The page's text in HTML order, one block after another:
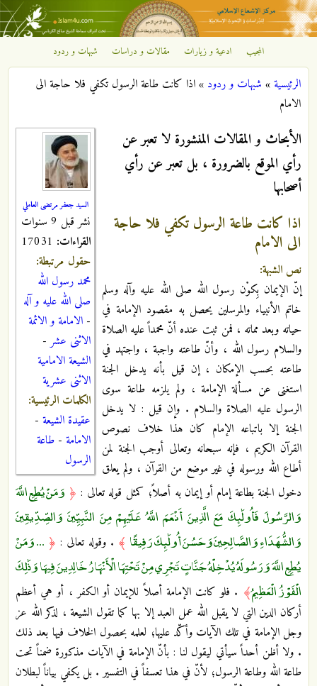
تجاوز إلى المحتوى الرئيسي
مركز
الإشعاع
الإسلامي
المجيب ادعية و زيارات مقالات و دراسات شبهات و ردود
أنت هنا
الرئيسية» شبهات و ردود »اذا كانت طاعة الرسول تكفي فلا حاجة الى
الامام
السيد جعفر مرتضى العاملي
نشر قبل 9 سنوات
القراءات:
حقول مرتبطة:
محمد رسول الله
صلى الله عليه و آله
- الامامة و الائمة
الاثنى عشر -
الشيعة الامامية
الاثنى عشرية
الكلمات الرئيسية:
عقيدة الشيعة -
الامامة - طاعة
الرسول
الأبحاث و المقالات المنشورة لا تعبر عن
رأي الموقع بالضرورة ، بل تعبر عن رأي
أصحابها
اذا كانت طاعة الرسول تكفي فلا حاجة
الى الامام
نص الشبهة:
إنّ الإيمان بِكوْن رسول الله صلى الله عليه وآله وسلم
خاتم الأنبياء والمرسلين يحصل به مقصود الإمامة في
حياته وبعد مماته ، فمن ثبت عنده أنّ محمداً عليه الصلاة
والسلام رسول الله ، وأنّ طاعته واجبة ، واجتهد في
طاعته بحسب الإمكان ، إن قيل بأنه يدخل الجنة
استغنى عن مسألة الإمامة ، ولم يلزمه طاعة سوى
الرسول عليه الصلاة والسلام . وإن قيل : لا يدخل
الجنة إلا باتباعه الإمام كان هذا خلاف نصوص
القرآن الكريم ، فإنه سبحانه وتعالى أوجب الجنة لمن
أطاع الله ورسوله في غير موضع من القرآن ، ولم يعلق
دخول الجنة بطاعة إمام أو إيمان به أصلاً؛ كمثل قوله تعالى : ﴿ وَمَنْ يُطِعِ اللَّهَ
وَالرَّسُولَ فَأُولَٰئِكَ مَعَ الَّذِينَ أَنْعَمَ اللَّهُ عَلَيْهِمْ مِنَ النَّبِيِّينَ وَالصِّدِّيقِينَ
وَالشُّهَدَاءِ وَالصَّالِحِينَ وَحَسُنَ أُولَٰئِكَ رَفِيقًا ﴾ . وقوله تعالى : ﴿ ... وَمَنْ
يُطِعِ اللَّهَ وَرَسُولَهُ يُدْخِلْهُ جَنَّاتٍ تَجْرِي مِنْ تَحْتِهَا الْأَنْهَارُ خَالِدِينَ فِيهَا وَذَٰلِكَ
الْفَوْزُ الْعَظِيمُ﴾ . فلو كانت الإمامة أصلاً للإيمان أو الكفر ، أو هي أعظم
أركان الدين التي لا يقبل الله عمل العبد إلا بها كما تقول الشيعة ، لذكر الله عز
وجل الإمامة في تلك الآيات وأكّد عليها؛ لعلمه بحصول الخلاف فيها بعد ذلك
. ولا أظن أحداً سيأتي ليقول لنا : بأنّ الإمامة في الآيات مذكورة ضمناً تحت
طاعة الله وطاعة الرسول؛ لأنّ في هذا تعسفاً في التفسير . بل يكفي بياناً لبطلان